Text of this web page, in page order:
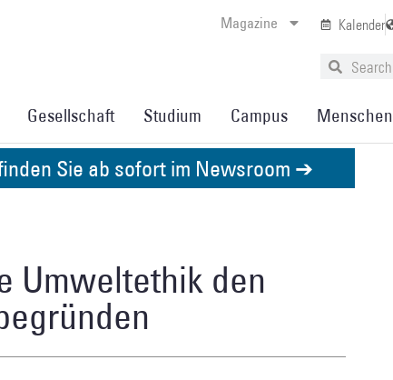
Magazine Kalender
Gesellschaft Studium Campus Menschen
Sie ab sofort im Newsroom ➔
Umweltethik den